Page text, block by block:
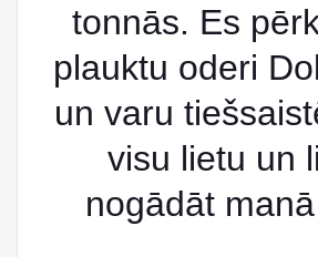
tonnās. Es
plauktu oderi
un varu
visu lietu un
nogādāt